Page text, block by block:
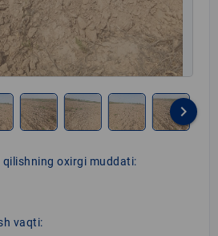
keyboard_arrow_right
oxirgi muddati:
vaqti: